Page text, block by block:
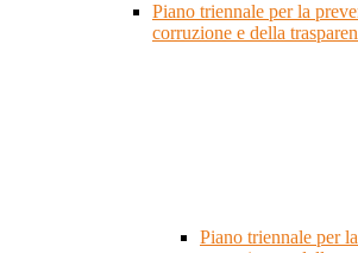
Piano triennale per la
corruzione e della
Piano triennale per